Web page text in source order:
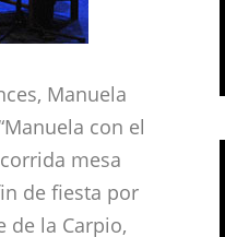
Manuela
con el
mesa
de fiesta por
de la Carpio,